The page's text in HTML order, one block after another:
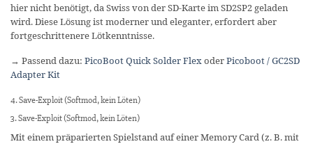
hier nicht benötigt, da Swiss von der SD-Karte im SD2SP2 geladen
wird. Diese Lösung ist moderner und eleganter, erfordert aber
fortgeschrittenere Lötkenntnisse.
→ Passend dazu: PicoBoot Quick Solder FlexoderPicoboot / GC2SD
Adapter Kit
4. Save-Exploit (Softmod, kein Löten)
3. Save-Exploit (Softmod, kein Löten)
Mit einem präparierten Spielstand auf einer Memory Card (z. B. mit